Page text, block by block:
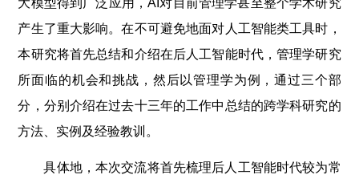
产生了重大影响。在不可避免地面对人工智能类工具时，
本研究将首先总结和介绍在后人工智能时代，管理学研究
所面临的机会和挑战，然后以管理学为例，通过三个部
分，分别介绍在过去十三年的工作中总结的跨学科研究的
方法、实例及经验教训。
具体地，本次交流将首先梳理后人工智能时代较为常